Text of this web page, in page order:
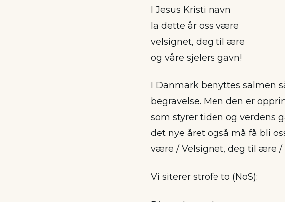
I Jesus Kristi navn
la dette år oss være
velsignet, deg til ære
og våre sjelers gavn!
I Danmark benyttes salmen
begravelse. Men den er
som styrer tiden og verdens
det nye året også må få bli
være / Velsignet, deg til ære /
Vi siterer strofe to (NoS):